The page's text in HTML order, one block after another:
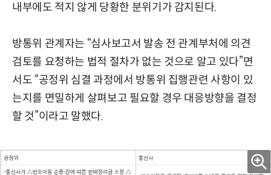
내부에도 적지 않게 당황한 분위기가 감지된다.
방통위 관계자는 “심사보고서 발송 전 관계부처에 의견
검토를 요청하는 법적 절차가 없는 것으로 알고 있다”면
서도 “공정위 심결 과정에서 방통위 집행관련 사항이 있
는지를 면밀하게 살펴보고 필요할 경우 대응방향을 결정
할 것”이라고 말했다.